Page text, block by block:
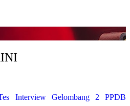
Interview Gelombang 2 PPDB